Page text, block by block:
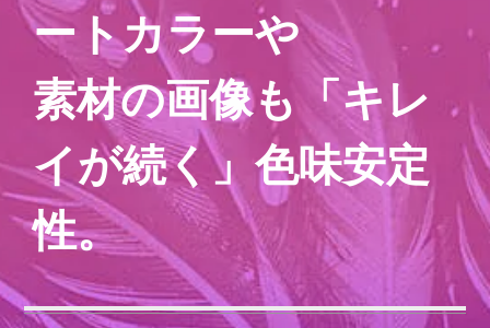
ートカラーや
素材の画像も「キレ
イが続く」色味安定
性。